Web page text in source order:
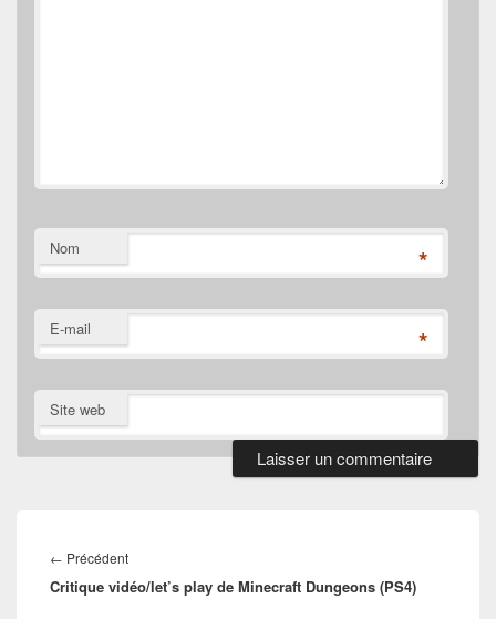
Nom *
E-mail *
Site web
de
l’article
← PrécédentArticle
précédent :
Critique vidéo/let’s play de Minecraft Dungeons (PS4)